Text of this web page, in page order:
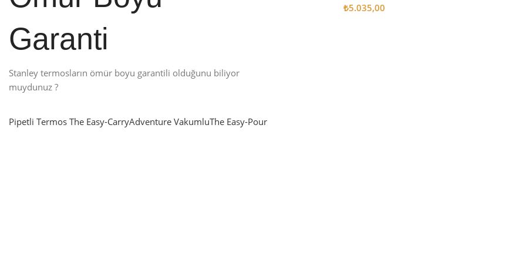
Garanti
Stanley termosların ömür boyu garantili olduğunu biliyor
muydunuz ?
Pipetli TermosThe Easy-CarryAdventure VakumluThe Easy-Pour
₺5.035,00